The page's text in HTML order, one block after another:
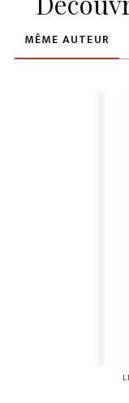
MÊME AUTEUR